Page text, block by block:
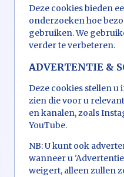
Deze cookies bieden
onderzoeken hoe
gebruiken. We
verder te verbeteren.
ADVERTENTIE &
Deze cookies stellen u
zien die voor u
en kanalen, zoals
YouTube.
NB: U kunt ook
wanneer u
weigert, alleen zullen